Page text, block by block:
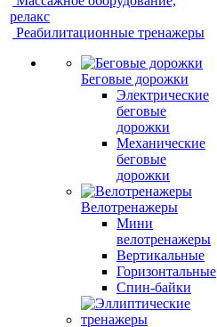
релакс
Реабилитационные тренажеры
Беговые дорожки
Электрические
беговые
дорожки
Механические
беговые
дорожки
Велотренажеры
Мини
велотренажеры
Вертикальные
Горизонтальные
Спин-байки